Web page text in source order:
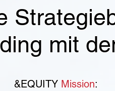
mit
&EQUITY Mission: